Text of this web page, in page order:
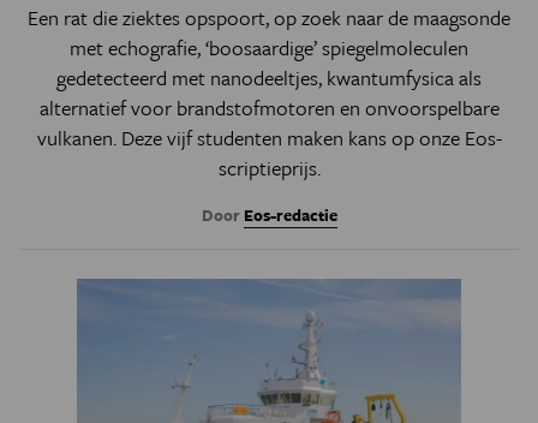
Een rat die ziektes opspoort, op zoek naar de maagsonde
met echografie, ‘boosaardige’ spiegelmoleculen
gedetecteerd met nanodeeltjes, kwantumfysica als
alternatief voor brandstofmotoren en onvoorspelbare
vulkanen. Deze vijf studenten maken kans op onze Eos-
scriptieprijs.
Door Eos-redactie